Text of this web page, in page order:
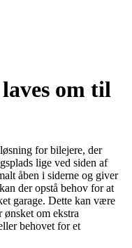
om til
for bilejere, der
lige ved siden af
åben i siderne og giver
der opstå behov for at
garage. Dette kan være
ønsket om ekstra
behovet for et